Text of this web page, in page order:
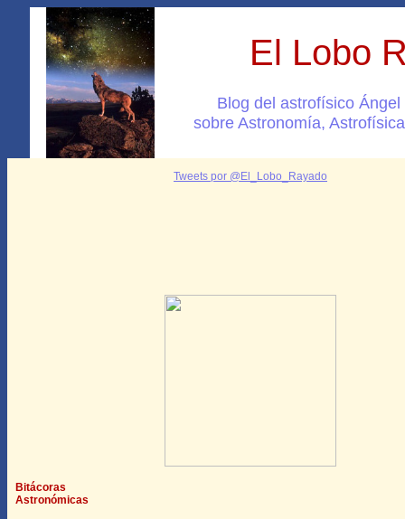
El Lobo
Blog del astrofísico
sobre Astronomía,
Tweets por @El_Lobo_Rayado
Bitácoras
Astronómicas